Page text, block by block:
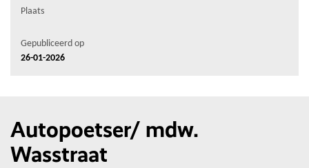
Plaats
Gepubliceerd op
26-01-2026
Autopoetser/ mdw.
Wasstraat